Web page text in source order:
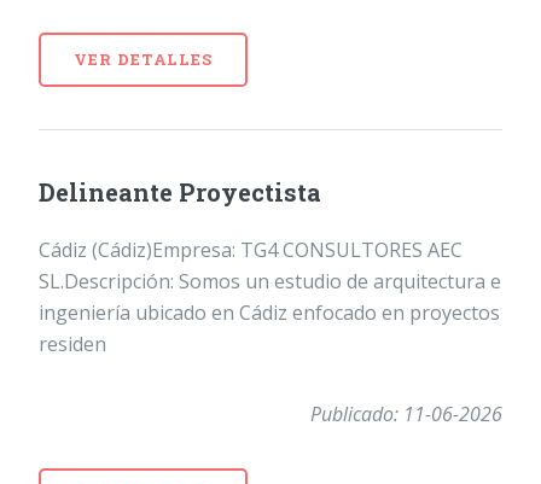
VER DETALLES
Delineante Proyectista
Cádiz (Cádiz)Empresa: TG4 CONSULTORES AEC
SL.Descripción: Somos un estudio de arquitectura e
ingeniería ubicado en Cádiz enfocado en proyectos
residen
Publicado: 11-06-2026